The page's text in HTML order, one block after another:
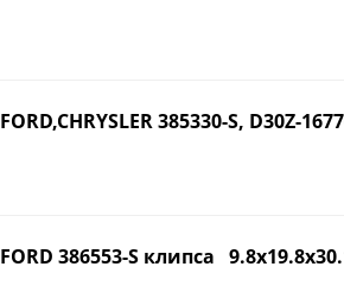
FORD,CHRYSLER 385330-S, D30Z-
FORD 386553-S клипса